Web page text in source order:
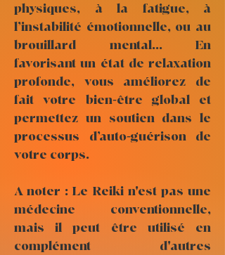
physiques, à la fatigue, à
l’instabilité émotionnelle, ou au
brouillard mental... En
favorisant un état de relaxation
profonde, vous améliorez de
fait votre bien-être global et
permettez un soutien dans le
processus d’auto-guérison de
votre corps.
A noter : Le Reiki n'est pas une
médecine conventionnelle,
mais il peut être utilisé en
complément d'autres